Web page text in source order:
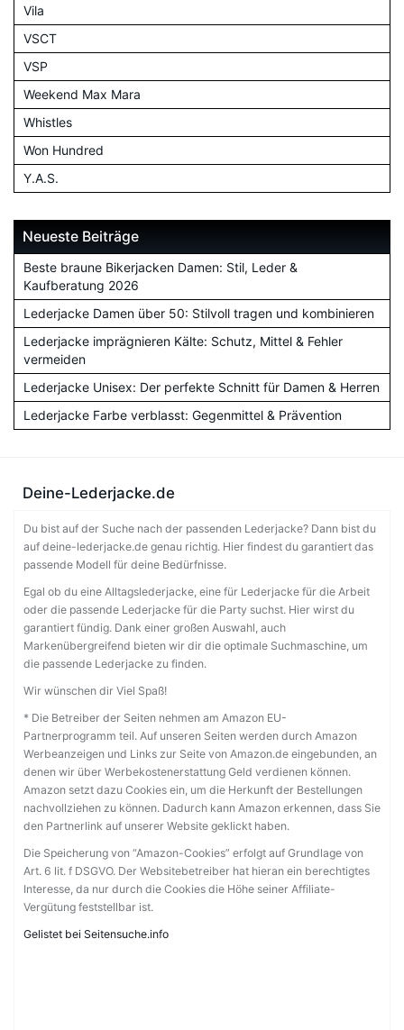
Vila
VSCT
VSP
Weekend Max Mara
Whistles
Won Hundred
Y.A.S.
Neueste Beiträge
Beste braune Bikerjacken Damen: Stil, Leder &
Kaufberatung 2026
Lederjacke Damen über 50: Stilvoll tragen und kombinieren
Lederjacke imprägnieren Kälte: Schutz, Mittel & Fehler
vermeiden
Lederjacke Unisex: Der perfekte Schnitt für Damen & Herren
Lederjacke Farbe verblasst: Gegenmittel & Prävention
Deine-Lederjacke.de
Du bist auf der Suche nach der passenden Lederjacke? Dann bist du
auf deine-lederjacke.de genau richtig. Hier findest du garantiert das
passende Modell für deine Bedürfnisse.
Egal ob du eine Alltagslederjacke, eine für Lederjacke für die Arbeit
oder die passende Lederjacke für die Party suchst. Hier wirst du
garantiert fündig. Dank einer großen Auswahl, auch
Markenübergreifend bieten wir dir die optimale Suchmaschine, um
die passende Lederjacke zu finden.
Wir wünschen dir Viel Spaß!
* Die Betreiber der Seiten nehmen am Amazon EU-
Partnerprogramm teil. Auf unseren Seiten werden durch Amazon
Werbeanzeigen und Links zur Seite von Amazon.de eingebunden, an
denen wir über Werbekostenerstattung Geld verdienen können.
Amazon setzt dazu Cookies ein, um die Herkunft der Bestellungen
nachvollziehen zu können. Dadurch kann Amazon erkennen, dass Sie
den Partnerlink auf unserer Website geklickt haben.
Die Speicherung von “Amazon-Cookies” erfolgt auf Grundlage von
Art. 6 lit. f DSGVO. Der Websitebetreiber hat hieran ein berechtigtes
Interesse, da nur durch die Cookies die Höhe seiner Affiliate-
Vergütung feststellbar ist.
Gelistet bei Seitensuche.info